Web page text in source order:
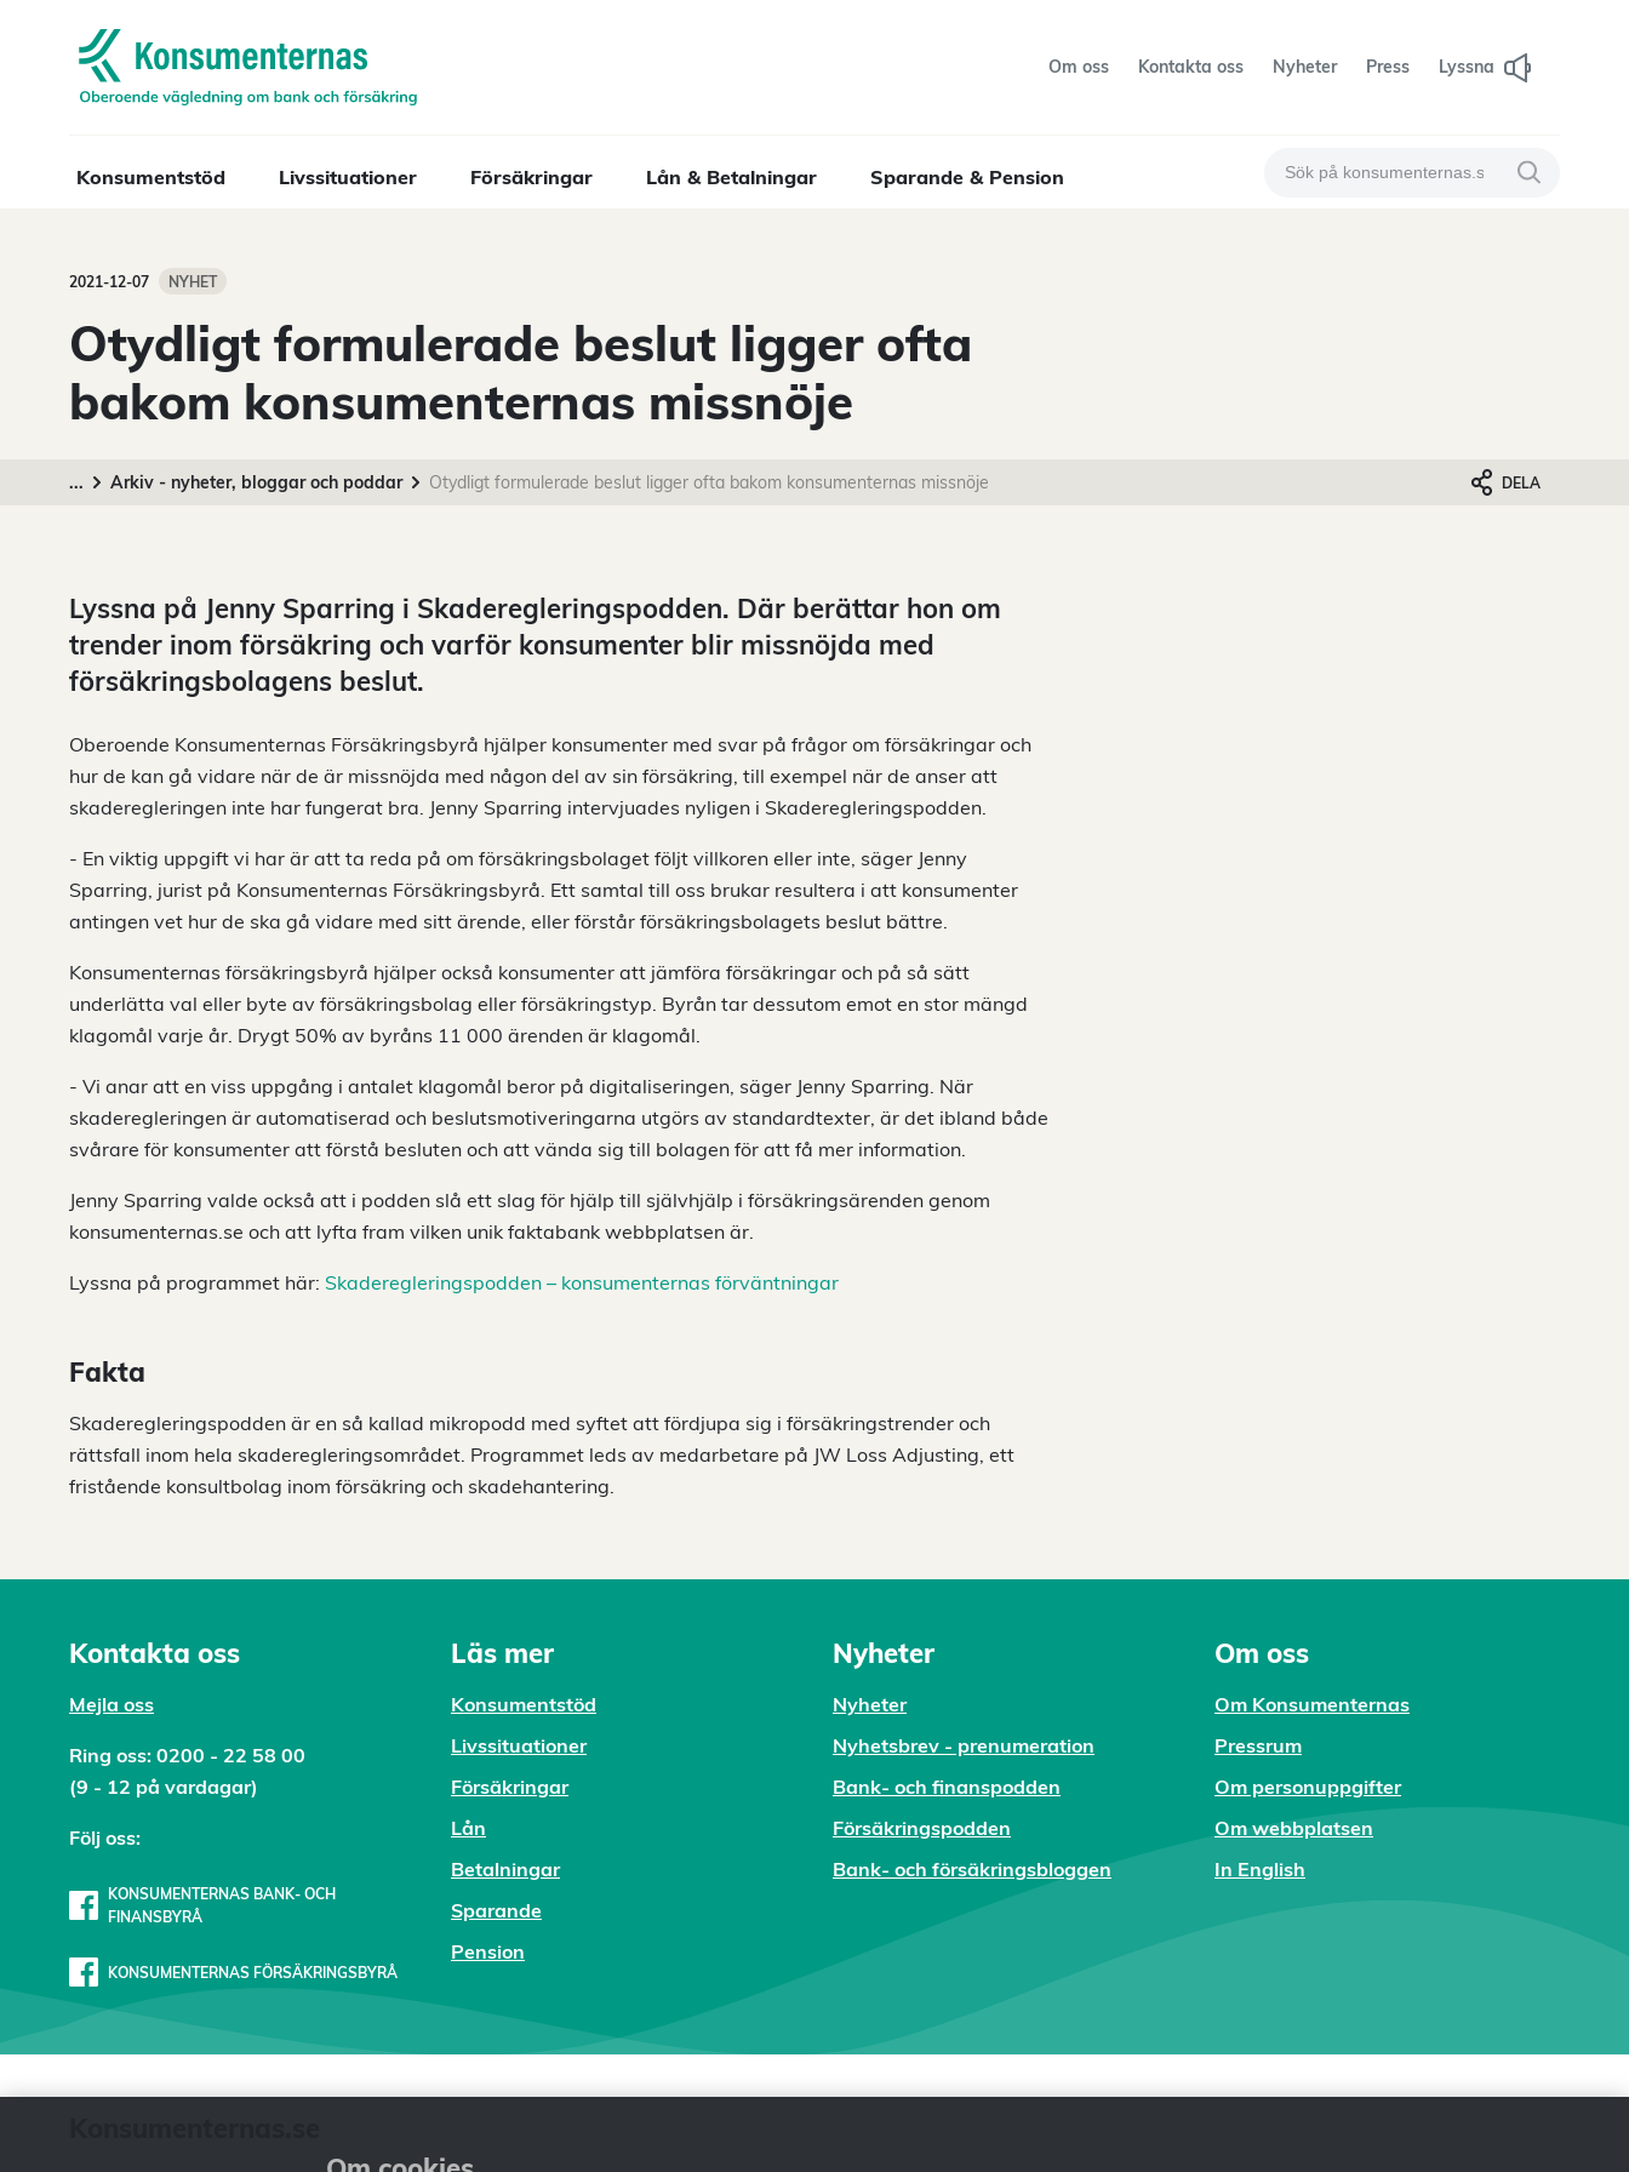
Navigera till startsidan
Om oss Kontakta oss Nyheter Press Lyssna
Konsumentstöd Livssituationer Försäkringar Lån & Betalningar Sparande & Pension
Sök på konsumenternas Sök på
2021-12-07 NYHET
Otydligt formulerade beslut ligger ofta
bakom konsumenternas missnöje
... Arkiv - nyheter, bloggar och poddar Otydligt formulerade beslut ligger ofta bakom konsumenternas missnöje DELA
Lyssna på Jenny Sparring i Skaderegleringspodden. Där berättar hon om
trender inom försäkring och varför konsumenter blir missnöjda med
försäkringsbolagens beslut.
Oberoende Konsumenternas Försäkringsbyrå hjälper konsumenter med svar på frågor om försäkringar och
hur de kan gå vidare när de är missnöjda med någon del av sin försäkring, till exempel när de anser att
skaderegleringen inte har fungerat bra. Jenny Sparring intervjuades nyligen i Skaderegleringspodden.
- En viktig uppgift vi har är att ta reda på om försäkringsbolaget följt villkoren eller inte, säger Jenny
Sparring, jurist på Konsumenternas Försäkringsbyrå. Ett samtal till oss brukar resultera i att konsumenter
antingen vet hur de ska gå vidare med sitt ärende, eller förstår försäkringsbolagets beslut bättre.
Konsumenternas försäkringsbyrå hjälper också konsumenter att jämföra försäkringar och på så sätt
underlätta val eller byte av försäkringsbolag eller försäkringstyp. Byrån tar dessutom emot en stor mängd
klagomål varje år. Drygt 50% av byråns 11 000 ärenden är klagomål.
- Vi anar att en viss uppgång i antalet klagomål beror på digitaliseringen, säger Jenny Sparring. När
skaderegleringen är automatiserad och beslutsmotiveringarna utgörs av standardtexter, är det ibland både
svårare för konsumenter att förstå besluten och att vända sig till bolagen för att få mer information.
Jenny Sparring valde också att i podden slå ett slag för hjälp till självhjälp i försäkringsärenden genom
konsumenternas.se och att lyfta fram vilken unik faktabank webbplatsen är.
Lyssna på programmet här: Skaderegleringspodden – konsumenternas förväntningar
Fakta
Skaderegleringspodden är en så kallad mikropodd med syftet att fördjupa sig i försäkringstrender och
rättsfall inom hela skaderegleringsområdet. Programmet leds av medarbetare på JW Loss Adjusting, ett
fristående konsultbolag inom försäkring och skadehantering.
Kontakta oss
Mejla oss
Ring oss: 0200 - 22 58 00
(9 - 12 på vardagar)
Följ oss:
KONSUMENTERNAS BANK- OCH
FINANSBYRÅ
KONSUMENTERNAS FÖRSÄKRINGSBYRÅ
Läs mer
Konsumentstöd
Livssituationer
Försäkringar
Lån
Betalningar
Sparande
Pension
Nyheter
Nyheter
Nyhetsbrev - prenumeration
Bank- och finanspodden
Försäkringspodden
Bank- och försäkringsbloggen
Om oss
Om Konsumenternas
Pressrum
Om personuppgifter
Om webbplatsen
In English